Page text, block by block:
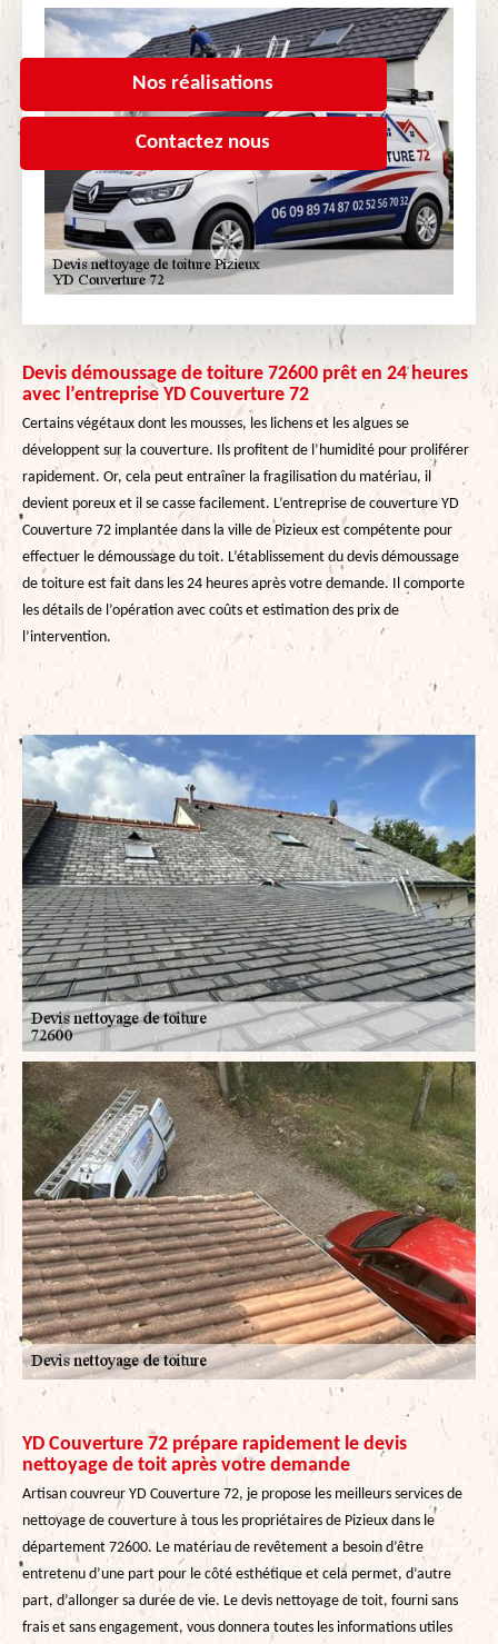
Nos réalisations
Contactez nous
Devis démoussage de toiture 72600 prêt en 24 heures
avec l’entreprise YD Couverture 72
Certains végétaux dont les mousses, les lichens et les algues se
développent sur la couverture. Ils profitent de l’humidité pour proliférer
rapidement. Or, cela peut entraîner la fragilisation du matériau, il
devient poreux et il se casse facilement. L’entreprise de couverture YD
Couverture 72 implantée dans la ville de Pizieux est compétente pour
effectuer le démoussage du toit. L’établissement du devis démoussage
de toiture est fait dans les 24 heures après votre demande. Il comporte
les détails de l’opération avec coûts et estimation des prix de
l’intervention.
YD Couverture 72 prépare rapidement le devis
nettoyage de toit après votre demande
Artisan couvreur YD Couverture 72, je propose les meilleurs services de
nettoyage de couverture à tous les propriétaires de Pizieux dans le
département 72600. Le matériau de revêtement a besoin d’être
entretenu d’une part pour le côté esthétique et cela permet, d’autre
part, d’allonger sa durée de vie. Le devis nettoyage de toit, fourni sans
frais et sans engagement, vous donnera toutes les informations utiles